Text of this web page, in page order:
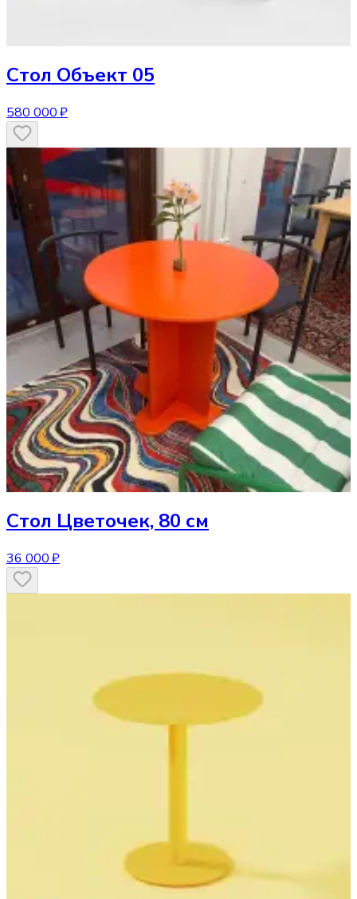
Стол Объект 05
580 000 ₽
Стол Цветочек, 80 см
36 000 ₽